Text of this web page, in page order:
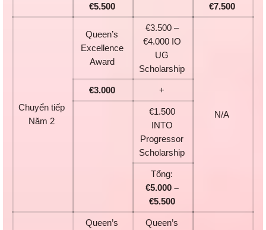
€5.500
€7.500
Chuyển tiếp
Năm 2
Queen’s
Excellence
Award
€3.500 –
€4.000 IO
UG
Scholarship
N/A
€3.000 +
€1.500
INTO
Progressor
Scholarship
Tổng:
€5.000 –
€5.500
Queen’s
Queen’s